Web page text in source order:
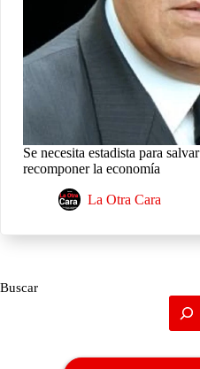
Se necesita estadista para
recomponer la economía
La Otra Cara
Buscar